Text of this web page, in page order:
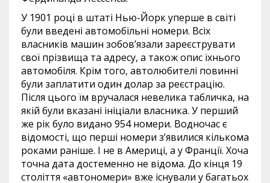
У 1901 році в штаті Нью-Йорк уперше в світі
були введені автомобільні номери. Всіх
власників машин зобов’язали зареєструвати
свої прізвища та адресу, а також опис їхнього
автомобіля. Крім того, автолюбителі повинні
були заплатити один долар за реєстрацію.
Після цього їм вручалася невелика табличка, на
якій були вказані ініціали власника. У перший
же рік було видано 954 номери. Водночас є
відомості, що перші номери з’явилися кількома
роками раніше. І не в Америці, а у Франції. Хоча
точна дата достеменно не відома. До кінця 19
століття «автономери» вже існували у багатьох